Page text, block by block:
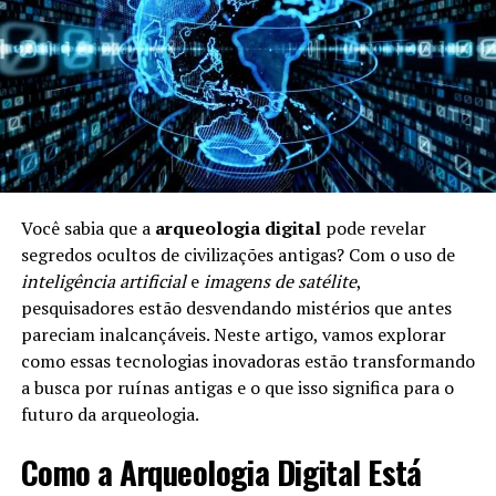
Relações sociais:Conexões interpessoais
podem impactar nossa saúde mental e física.
Alimentação e Longevidade
Aalimentaçãoé um dos pilares da longevidade. Uma
dieta equilibrada e rica em nutrientes pode aumentar a
expectativa de vida. Aqui estão alguns pontos
Frutas e Verduras:Ricas em vitaminas e
antioxidantes, ajudam a combater doenças.
Riqueza em Omega-3:Alimentos como peixe e
nozes são benéficos para o coração.
Moderação:Comer porções controladas é crucial
para evitar doenças ligadas à obesidade.
A Importância da Atividade Física
Você sabia que a arqueologia digitalpode revelar
segredos ocultos de civilizações antigas? Com o uso de
inteligência artificialeimagens de satélite,
pesquisadores estão desvendando mistérios que antes
pareciam inalcançáveis. Neste artigo, vamos explorar
como essas tecnologias inovadoras estão transformando
a busca por ruínas antigas e o que isso significa para o
futuro da arqueologia.
Como a Arqueologia Digital Está